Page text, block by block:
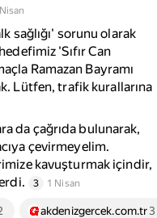
sağlığı' sorunu olarak
'Sıfır Can
Ramazan Bayramı
Lütfen, trafik kurallarına
da çağrıda bulunarak,
çevirmeyelim.
kavuşturmak içindir,
3 1 Nisan
akdenizgercek.com.tr3